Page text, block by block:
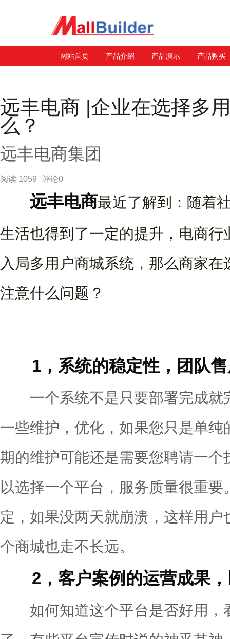
网站首页 产品介绍 产品演示 产品购买
远丰电商 |企业在选择多
么？
远丰电商集团
阅读 1059 评论0
远丰电商最近了解到：随着
生活也得到了一定的提升，电商
入局多用户商城系统，那么商家
注意什么问题？
1，系统的稳定性，团队
一个系统不是只要部署完成就
一些维护，优化，如果您只是单
期的维护可能还是需要您聘请一
以选择一个平台，服务质量很重
定，如果没两天就崩溃，这样用
个商城也走不长远。
2，客户案例的运营成果
如何知道这个平台是否好用，